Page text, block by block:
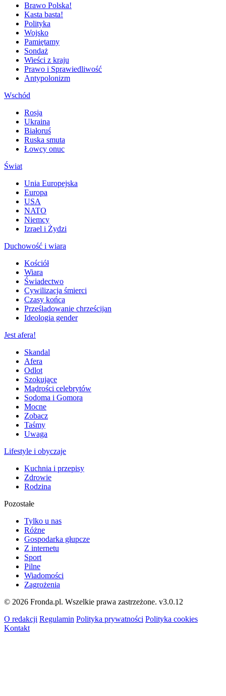
Brawo Polska!
Kasta basta!
Polityka
Wojsko
Pamiętamy
Sondaż
Wieści z kraju
Prawo i Sprawiedliwość
Antypolonizm
Wschód
Rosja
Ukraina
Białoruś
Ruska smuta
Łowcy onuc
Świat
Unia Europejska
Europa
USA
NATO
Niemcy
Izrael i Żydzi
Duchowość i wiara
Kościół
Wiara
Świadectwo
Cywilizacja śmierci
Czasy końca
Prześladowanie chrześcijan
Ideologia gender
Jest afera!
Skandal
Afera
Odlot
Szokujące
Mądrości celebrytów
Sodoma i Gomora
Mocne
Zobacz
Taśmy
Uwaga
Lifestyle i obyczaje
Kuchnia i przepisy
Zdrowie
Rodzina
Pozostałe
Tylko u nas
Różne
Gospodarka głupcze
Z internetu
Sport
Pilne
Wiadomości
Zagrożenia
© 2026 Fronda.pl. Wszelkie prawa zastrzeżone. v3.0.12
O redakcji Regulamin Polityka prywatności Polityka cookies
Kontakt